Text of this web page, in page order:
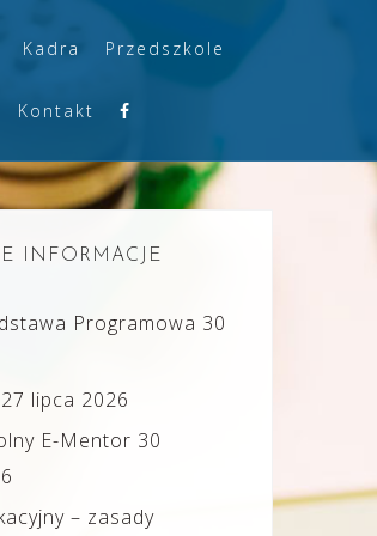
Kadra Przedszkole
Kontakt
INFORMACJE
Programowa 30
27 lipca 2026
E-Mentor 30
– zasady